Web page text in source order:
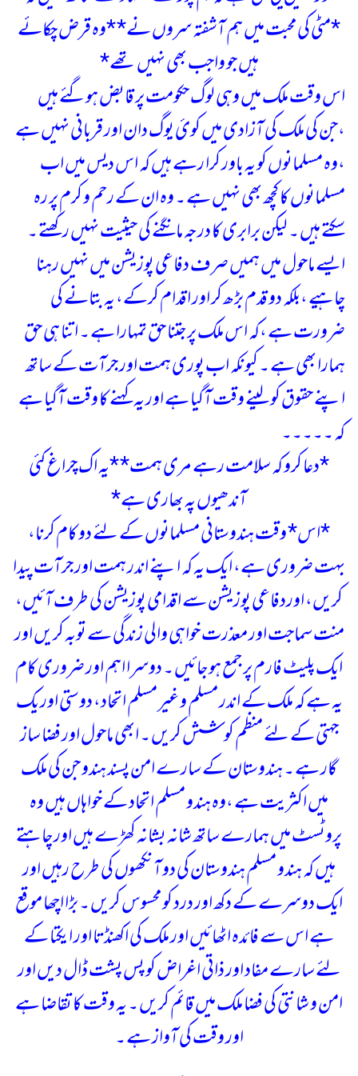
*مٹی کی محبت میں ہم آشفتہ سروں نے**وہ قرض چکائے
ہیں جو واجب بھی نہیں تھے*
اس وقت ملک میں وہی لوگ حکومت پر قابض ہوگئے ہیں
،جن کی ملک کی آزادی میں کوئ یوگ دان اور قربانی نہیں ہے
،وہ مسلمانوں کو یہ باور کرا رہے ہیں کہ اس دیس میں اب
مسلمانوں کا کچھ بھی نہیں ہے ۔ وہ ان کے رحم و کرم پر رہ
سکتے ہیں ۔ لیکن برابری کا درجہ مانگنے کی حیثیت نہیں رکھتے ۔
ایسے ماحول میں ہمیں صرف دفاعی پوزیشن میں نہیں رہنا
چاہیے ،بلکہ دو قدم بڑھ کر اور اقدام کرکے، یہ بتانے کی
ضرورت ہے ،کہ اس ملک پر جتنا حق تمہارا ہے ۔ اتنا ہی حق
ہمارا بھی ہے ۔ کیونکہ اب پوری ہمت اور جرآت کے ساتھ
اپنے حقوق کو لینے وقت آگیا ہے اور یہ کہنے کا وقت آگیا ہے
کہ ۔۔۔۔۔
*دعا کرو کہ سلامت رہے مری ہمت**یہ اک چراغ کئی
آندھیوں پہ بھاری ہے*
*اس* وقت ہندوستانی مسلمانوں کے لئے دو کام کرنا،
بہت ضروری ہے، ایک یہ کہ اپنے اندر ہمت اور جرآت پیدا
کریں، اوردفاعی پوزیشن سے اقدامی پوزیشن کی طرف آئیں،
منت سماجت اور معذرت خواہی والی زندگی سے توبہ کریں اور
ایک پلیٹ فارم پر جمع ہو جائیں ۔ دوسرا اہم اور ضروری کام
یہ ہے کہ ملک کے اندر مسلم و غیر مسلم اتحاد، دوستی اور یک
جہتی کے لئے منظم کوشش کریں ۔ ابھی ماحول اور فضا ساز
گار ہے ۔ ہندوستان کے سارے امن پسند ہندو جن کی ملک
میں اکثریت ہے ،وہ ہندو مسلم اتحاد کے خواہاں ہیں وہ
پروٹسٹ میں ہمارے ساتھ شانہ بشانہ کھڑے ہیں اور چاہتے
ہیں کہ ہندو مسلم ہندوستان کی دو آنکھوں کی طرح رہیں اور
ایک دوسرے کے دکھ اور درد کو محسوس کریں ۔ بڑا اچھا موقع
ہے اس سے فائدہ اٹھائیں اور ملک کی اکھنڈتا اور ایکتا کے
لئے سارے مفاد اور ذاتی اغراض کو پس پشت ڈال دیں اور
امن و شانتی کی فضا ملک میں قائم کریں ۔ یہ وقت کا تقاضا ہے
اور وقت کی آواز ہے ۔